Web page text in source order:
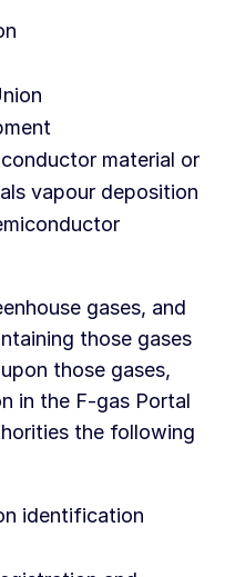
material or
vapour deposition
gases, and
those gases
those gases,
in the F-gas Portal
the following
identification